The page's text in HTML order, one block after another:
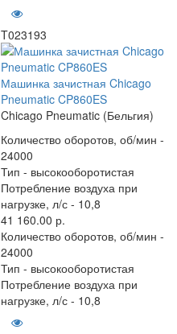
T023193
Машинка зачистная Chicago
Pneumatic CP860ES
Chicago Pneumatic (Бельгия)
Количество оборотов, об/мин -
24000
Тип - высокооборотистая
Потребление воздуха при
нагрузке, л/с - 10,8
41 160.00 р.
Количество оборотов, об/мин -
24000
Тип - высокооборотистая
Потребление воздуха при
нагрузке, л/с - 10,8